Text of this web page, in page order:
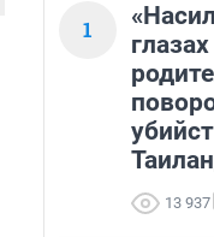
1
13 937